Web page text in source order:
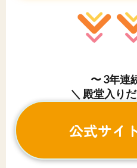
〜 3年連
＼ 殿堂入り
公式サイ